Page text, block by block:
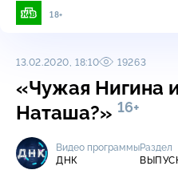
18+
13.02.2020, 18:10 19263
«Чужая Нигина
Наташа?» 16+
Видео программы
ДНК
Раздел